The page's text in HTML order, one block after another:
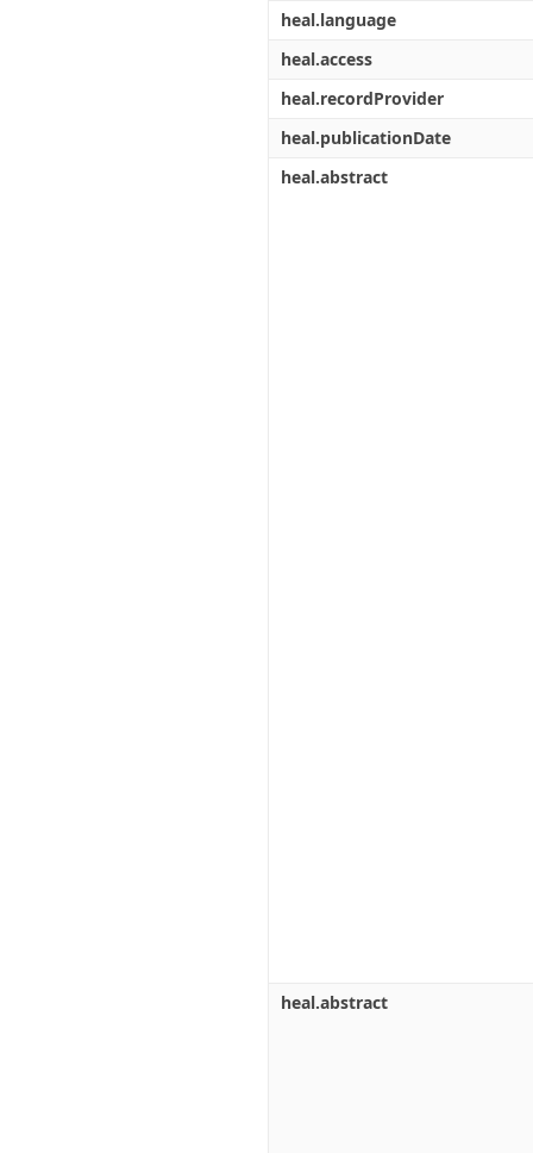
heal.language
heal.access
heal.recordProvider
heal.publicationDate
heal.abstract
heal.abstract